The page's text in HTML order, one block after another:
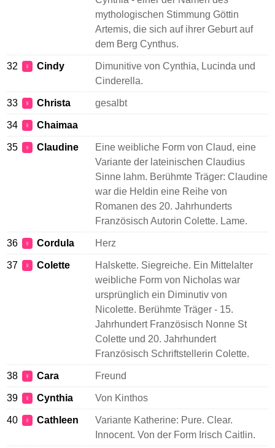
mythologischen Stimmung Göttin
Artemis, die sich auf ihrer Geburt auf
dem Berg Cynthus.
32 ♀ Cindy
Dimunitive von Cynthia, Lucinda und
Cinderella.
33 ♀ Christa gesalbt
34 ♀ Chaimaa
35 ♀ Claudine
Eine weibliche Form von Claud, eine
Variante der lateinischen Claudius
Sinne lahm. Berühmte Träger: Claudine
war die Heldin eine Reihe von
Romanen des 20. Jahrhunderts
Französisch Autorin Colette. Lame.
36 ♀ Cordula Herz
37 ♀ Colette
Halskette. Siegreiche. Ein Mittelalter
weibliche Form von Nicholas war
ursprünglich ein Diminutiv von
Nicolette. Berühmte Träger - 15.
Jahrhundert Französisch Nonne St
Colette und 20. Jahrhundert
Französisch Schriftstellerin Colette.
38 ♀ Cara Freund
39 ♀ Cynthia Von Kinthos
40 ♀ Cathleen
Variante Katherine: Pure. Clear.
Innocent. Von der Form Irisch Caitlin.